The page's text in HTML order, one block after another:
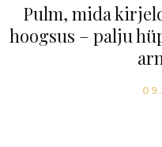
Pulm, mida
hoogsus – palju